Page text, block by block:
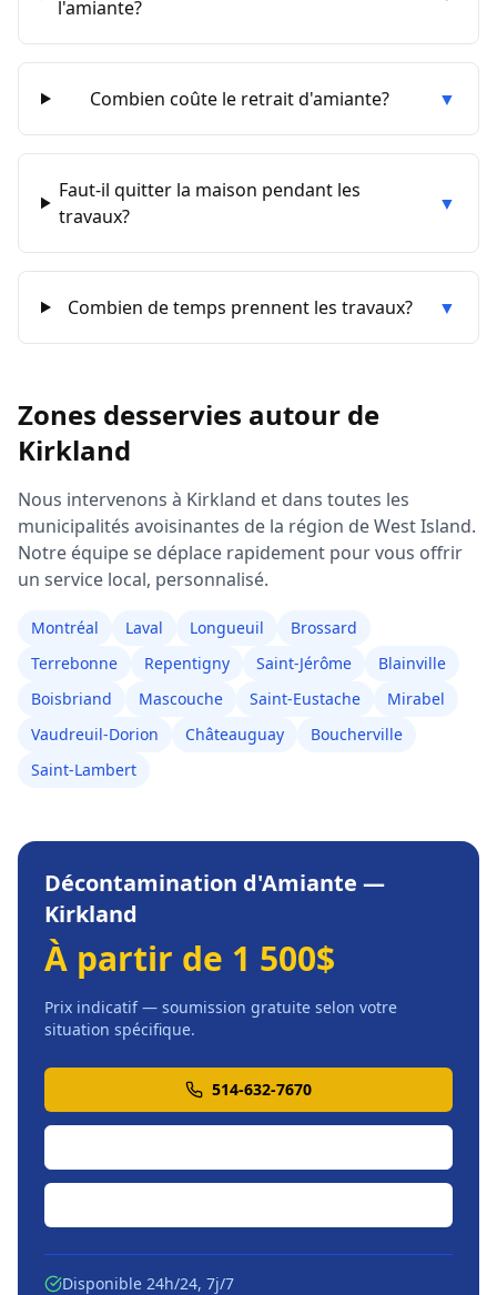
l'amiante?
Combien coûte le retrait d'amiante? ▼
Faut-il quitter la maison pendant les
travaux?
▼
Combien de temps prennent les travaux? ▼
Zones desservies autour de
Kirkland
Nous intervenons à Kirkland et dans toutes les
municipalités avoisinantes de la région deWest Island.
Notre équipe se déplace rapidement pour vous offrir
un service local, personnalisé.
Montréal Laval Longueuil
Brossard
Terrebonne
Repentigny Saint-Jérôme
Blainville
Boisbriand
Mascouche Saint-Eustache
Mirabel
Vaudreuil-Dorion
Châteauguay
Boucherville
Saint-Lambert
Décontamination d'Amiante —
Kirkland
À partir de 1 500$
Prix indicatif — soumission gratuite selon votre
situation spécifique.
514-632-7670
Disponible 24h/24, 7j/7